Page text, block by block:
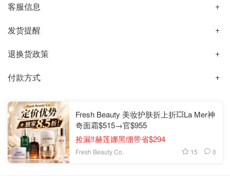
客服信息
发货提醒
退换货政策
付款方式
Fresh Beauty 美妆护肤折上折💥La Mer神
奇面霜$515→官$955
捡漏‼️赫莲娜黑绷带省$294
Fresh Beauty Co. 15 0